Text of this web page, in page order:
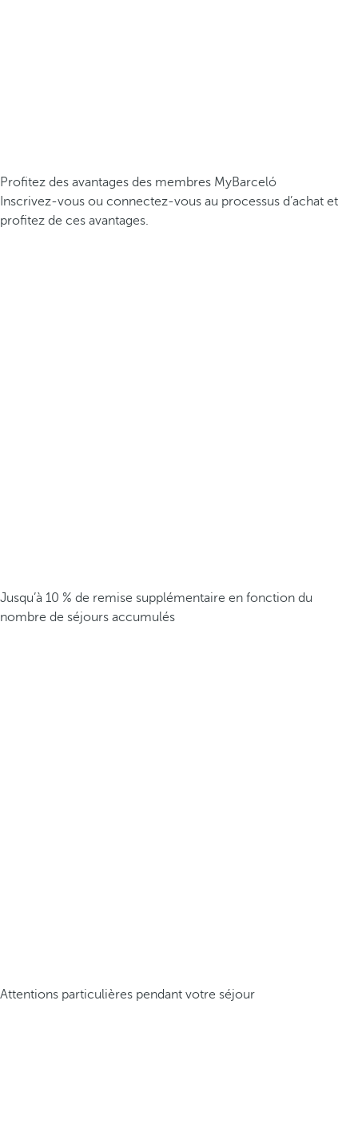
Profitez des avantages des membres MyBarceló
Inscrivez-vous ou connectez-vous au processus d’achat et
profitez de ces avantages.
Jusqu’à 10 % de remise supplémentaire en fonction du
nombre de séjours accumulés
Attentions particulières pendant votre séjour